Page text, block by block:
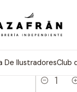
De IlustradoresClub
Infantil
Cantidad